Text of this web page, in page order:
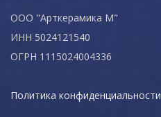
ООО "Арткерамика М"
ИНН 5024121540
ОГРН 1115024004336
Политика конфиденциальности